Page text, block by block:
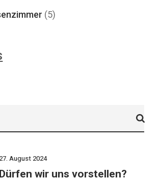
(5)
27. August 2024
Dürfen wir uns vorstellen?